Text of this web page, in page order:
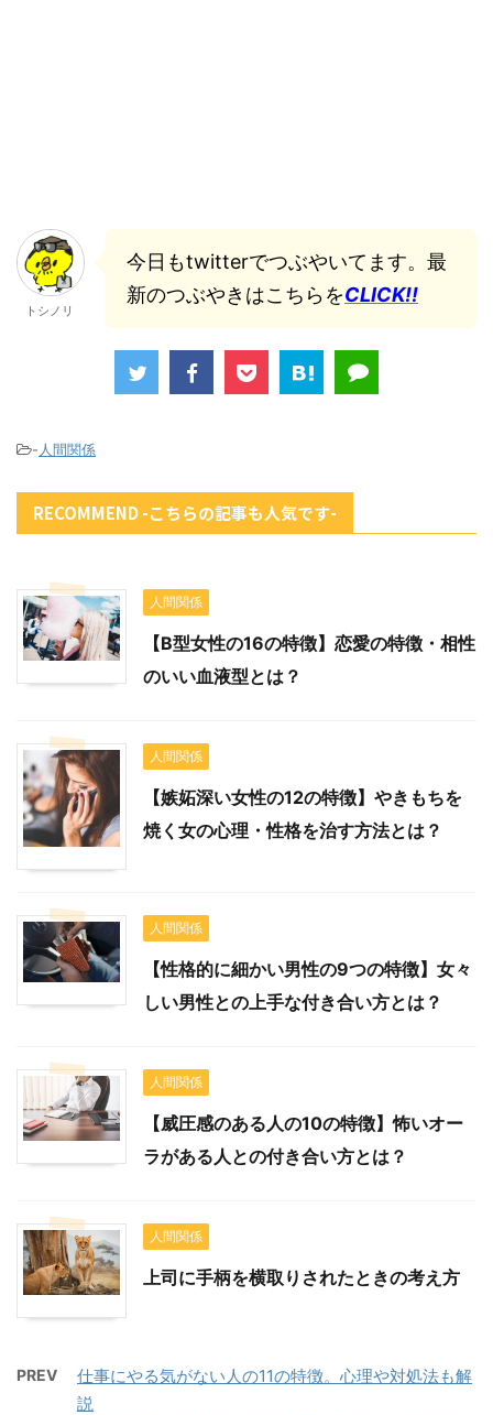
トシノリ
今日もtwitterでつぶやいてます。最
新のつぶやきはこちらをCLICK!!
-人間関係
RECOMMEND -こちらの記事も人気です-
人間関係
【B型女性の16の特徴】恋愛の特徴・相性
のいい血液型とは？
人間関係
【嫉妬深い女性の12の特徴】やきもちを
焼く女の心理・性格を治す方法とは？
人間関係
【性格的に細かい男性の9つの特徴】女々
しい男性との上手な付き合い方とは？
人間関係
【威圧感のある人の10の特徴】怖いオー
ラがある人との付き合い方とは？
人間関係
上司に手柄を横取りされたときの考え方
PREV
仕事にやる気がない人の11の特徴。心理や対処法も解
説